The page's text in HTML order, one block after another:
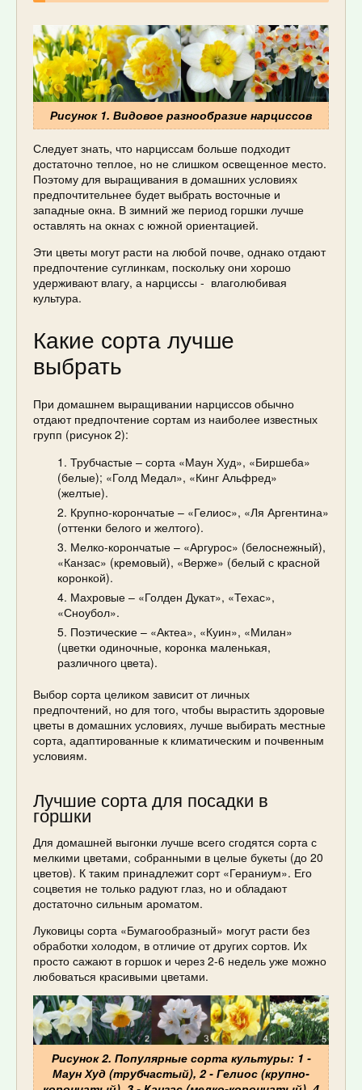
Рисунок 1. Видовое разнообразие нарциссов
Следует знать, что нарциссам больше подходит
достаточно теплое, но не слишком освещенное место.
Поэтому для выращивания в домашних условиях
предпочтительнее будет выбрать восточные и
западные окна. В зимний же период горшки лучше
оставлять на окнах с южной ориентацией.
Эти цветы могут расти на любой почве, однако отдают
предпочтение суглинкам, поскольку они хорошо
удерживают влагу, а нарциссы - влаголюбивая
культура.
Какие сорта лучше
выбрать
При домашнем выращивании нарциссов обычно
отдают предпочтение сортам из наиболее известных
групп (рисунок 2):
Трубчастые – сорта «Маун Худ», «Биршеба»
(белые); «Голд Медал», «Кинг Альфред»
(желтые).
Крупно-корончатые – «Гелиос», «Ля Аргентина»
(оттенки белого и желтого).
Мелко-корончатые – «Аргурос» (белоснежный),
«Канзас» (кремовый), «Верже» (белый с красной
коронкой).
Махровые – «Голден Дукат», «Техас»,
«Сноубол».
Поэтические – «Актеа», «Куин», «Милан»
(цветки одиночные, коронка маленькая,
различного цвета).
Выбор сорта целиком зависит от личных
предпочтений, но для того, чтобы вырастить здоровые
цветы в домашних условиях, лучше выбирать местные
сорта, адаптированные к климатическим и почвенным
условиям.
Лучшие сорта для посадки в
горшки
Для домашней выгонки лучше всего сгодятся сорта с
мелкими цветами, собранными в целые букеты (до 20
цветов). К таким принадлежит сорт «Гераниум». Его
соцветия не только радуют глаз, но и обладают
достаточно сильным ароматом.
Луковицы сорта «Бумагообразный» могут расти без
обработки холодом, в отличие от других сортов. Их
просто сажают в горшок и через 2-6 недель уже можно
любоваться красивыми цветами.
Рисунок 2. Популярные сорта культуры: 1 -
Маун Худ (трубчастый), 2 - Гелиос (крупно-